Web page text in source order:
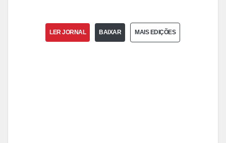
LER JORNAL BAIXAR MAIS EDIÇÕES